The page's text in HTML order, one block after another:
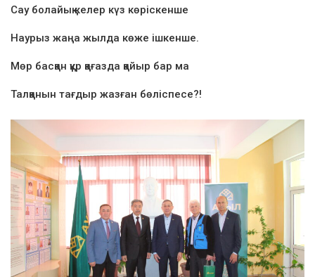
Сау болайық келер күз көріскенше
Наурыз жаңа жылда көже ішкенше.
Мөр басқан құр қағазда қайыр бар ма
Талқанын тағдыр жазған бөліспесе?!